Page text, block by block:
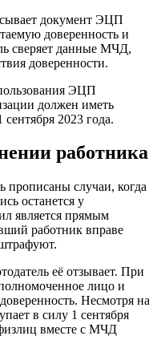
документ ЭЦП
доверенность и
сверяет данные МЧД,
доверенности.
ЭЦП
должен иметь
2023 года.
работника
прописаны случаи, когда
останется у
является прямым
работник вправе
её отзывает. При
лицо и
Несмотря на
в силу 1 сентября
вместе с МЧД